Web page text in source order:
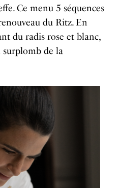
Ce menu 5 séquences
du Ritz. En
du radis rose et blanc,
surplomb de la